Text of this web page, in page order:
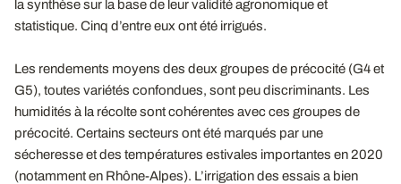
la synthèse sur la base de leur validité agronomique et
statistique. Cinq d’entre eux ont été irrigués.
Les rendements moyens des deux groupes de précocité (G4 et
G5), toutes variétés confondues, sont peu discriminants. Les
humidités à la récolte sont cohérentes avec ces groupes de
précocité. Certains secteurs ont été marqués par une
sécheresse et des températures estivales importantes en 2020
(notamment en Rhône-Alpes). L’irrigation des essais a bien